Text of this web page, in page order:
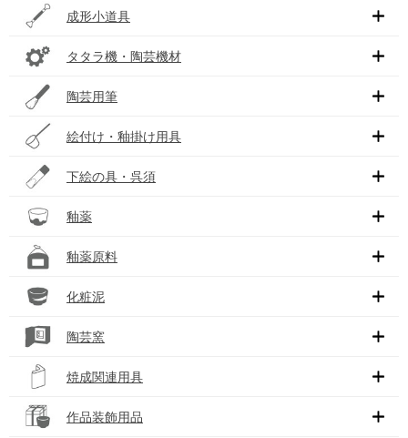
成形小道具
タタラ機・陶芸機材
陶芸用筆
絵付け・釉掛け用具
下絵の具・呉須
釉薬
釉薬原料
化粧泥
陶芸窯
焼成関連用具
作品装飾用品